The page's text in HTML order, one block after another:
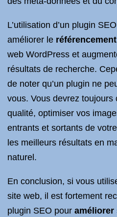
L’utilisation d’un plugin
améliorer le référencement
web WordPress et
résultats de recherche.
de noter qu’un plugin ne
vous. Vous devrez toujours
qualité, optimiser vos
entrants et sortants de
les meilleurs résultats en
naturel.
En conclusion, si vous
site web, il est fortement
plugin SEO pour améliorer